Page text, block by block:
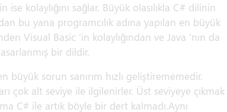
kolaylığını sağlar. Büyük olasılıkla C# dilinin
bu yana programcılık adına yapılan en büyük
Visual Basic 'in kolaylığından ve Java 'nın da
bir dildir.
büyük sorun sanırım hızlı geliştirememedir.
çok alt seviye ile ilgilenirler. Üst seviyeye çıkmak
C# ile artık böyle bir dert kalmadı.Aynı